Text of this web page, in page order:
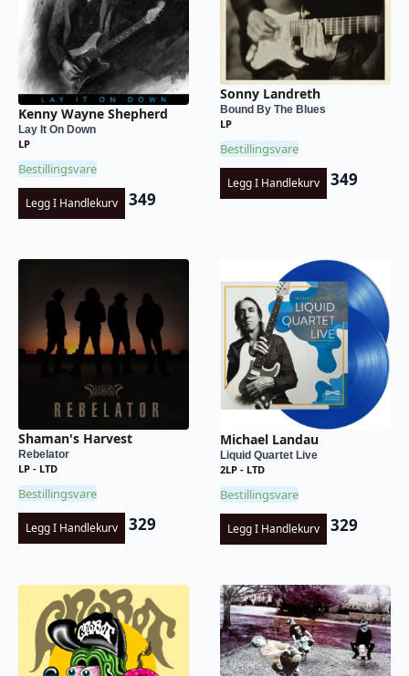
Kenny Wayne Shepherd
Lay It On Down
LP
Bestillingsvare
Legg I Handlekurv 349
Sonny Landreth
Bound By The Blues
LP
Bestillingsvare
Legg I Handlekurv 349
Shaman's Harvest
Rebelator
LP - LTD
Bestillingsvare
Legg I Handlekurv 329
Michael Landau
Liquid Quartet Live
2LP - LTD
Bestillingsvare
Legg I Handlekurv 329